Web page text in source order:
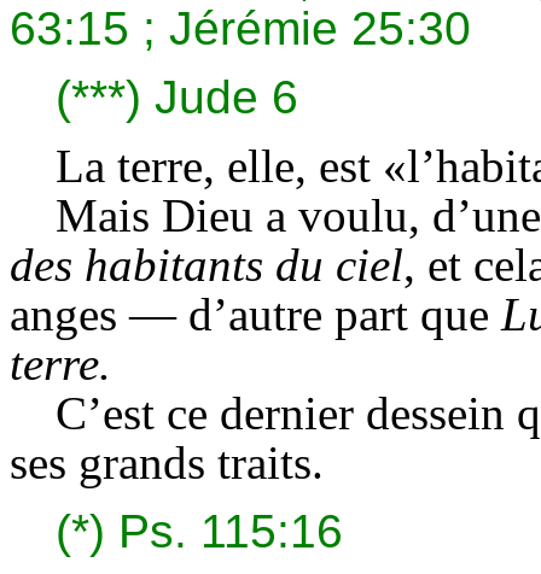
63:15 ; Jérémie 25:30
(***) Jude 6
La terre, elle, est
Mais Dieu a voulu,
des habitants du ciel, et
anges — d’autre part que
terre.
C’est ce dernier dessein
ses grands traits.
(*) Ps. 115:16